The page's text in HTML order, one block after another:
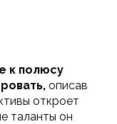
к полюсу
описав
откроет
таланты он